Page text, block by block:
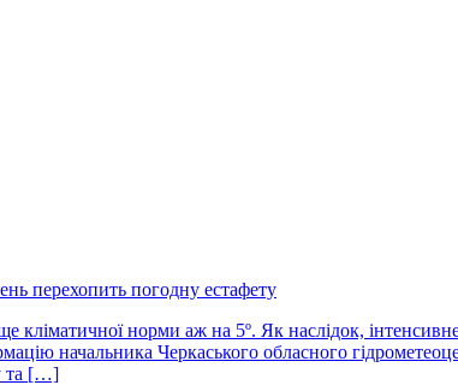
перехопить погодну естафету
кліматичної норми аж на 5º. Як наслідок,
начальника Черкаського обласного
та […]